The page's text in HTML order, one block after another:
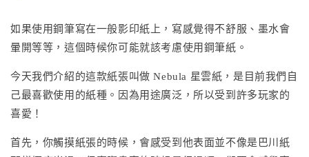
如果使用鋼筆寫在一般影印紙上，寫感覺得不舒服、墨水會
暈開等等，這個時候你可能就該考慮使用鋼筆紙。
今天我們介紹的這款紙張叫做 Nebula 星雲紙，是目前我們自
己最喜歡使用的紙種。因為用途廣泛，所以受到許多玩家的
喜愛！
首先，你觸摸紙張的時候，會感受到他表面並不像是巴川紙